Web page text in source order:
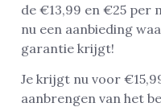
de €13,99 en €25 per
nu een aanbieding
garantie krijgt!
Je krijgt nu voor
aanbrengen van het